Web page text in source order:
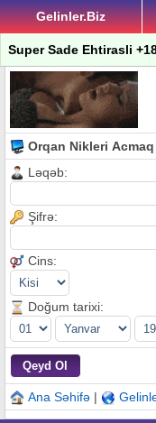
Gelinler.Biz
Super Sade Ehtirasli
Orqan Nikleri Acmaq
Ləqəb:
Şifrə:
Cins:
Doğum tarixi:
Ana Səhifə |